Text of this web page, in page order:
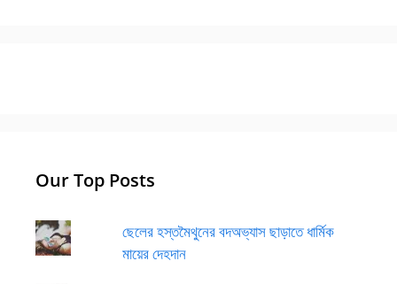
Our Top Posts
ছেলের হস্তমৈথুনের বদঅভ্যাস ছাড়াতে ধার্মিক
মায়ের দেহদান